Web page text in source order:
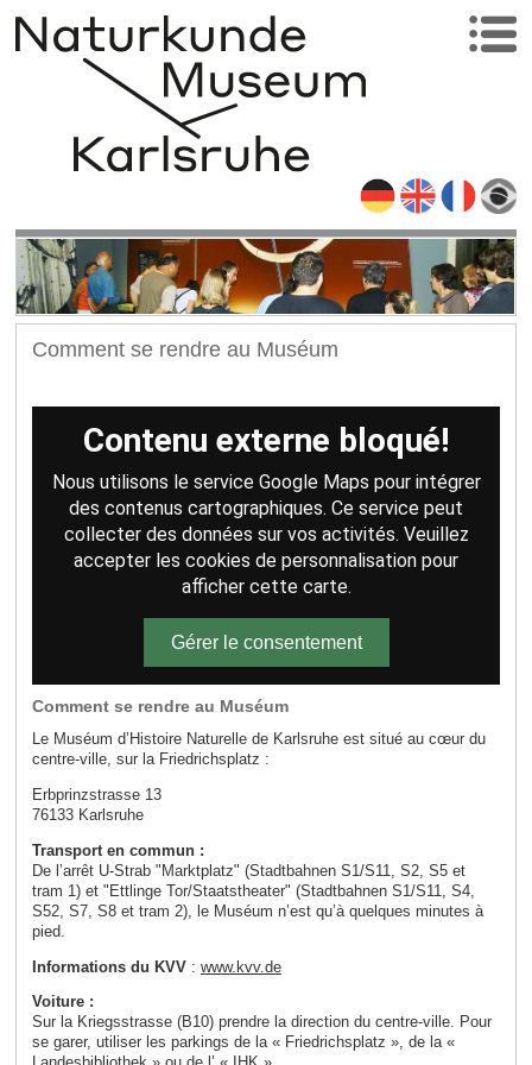
Comment se rendre au Muséum
Contenu externe bloqué!
Nous utilisons le service Google Maps pour intégrer
des contenus cartographiques. Ce service peut
collecter des données sur vos activités. Veuillez
accepter les cookies de personnalisation pour
afficher cette carte.
Gérer le consentement
Comment se rendre au Muséum
Le Muséum d’Histoire Naturelle de Karlsruhe est situé au cœur du
centre-ville, sur la Friedrichsplatz :
Erbprinzstrasse 13
76133 Karlsruhe
Transport en commun :
De l’arrêt U-Strab "Marktplatz" (Stadtbahnen S1/S11, S2, S5 et
tram 1) et "Ettlinge Tor/Staatstheater" (Stadtbahnen S1/S11, S4,
S52, S7, S8 et tram 2), le Muséum n’est qu’à quelques minutes à
pied.
Informations du KVV: www.kvv.de
Voiture :
Sur la Kriegsstrasse (B10) prendre la direction du centre-ville. Pour
se garer, utiliser les parkings de la « Friedrichsplatz », de la «